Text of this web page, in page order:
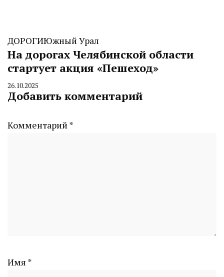
ДОРОГИЮжный Урал
На дорогах Челябинской области
стартует акция «Пешеход»
By
CHELINDUSTRY
26.10.2025
Добавить комментарий
Комментарий *
Имя *